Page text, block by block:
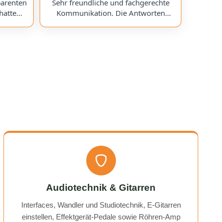
ein
I
Sehr freundliche und fachgerechte
Kommunikation. Die Antworten
Audiotechnik & Gitarren
Interfaces, Wandler und Studiotechnik, E-Gitarren
einstellen, Effektgerät-Pedale sowie Röhren-Amp